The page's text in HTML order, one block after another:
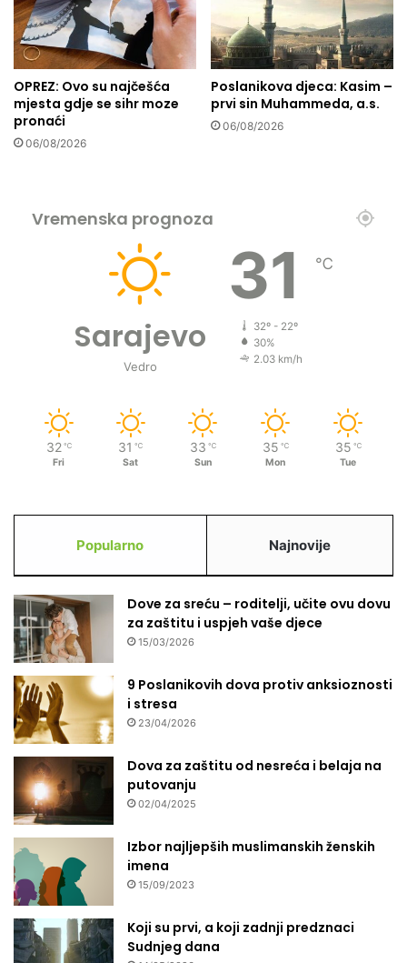
a
m
o
d
o
b
r
o
č
e
n
j
e
n
a
p
OPREZ: Ovo su najčešća
mjesta gdje se sihr moze
pronaći
06/08/2026
Poslanikova djeca: Kasim –
prvi sin Muhammeda, a.s.
06/08/2026
Vremenska prognoza
Sarajevo
Vedro
31 ℃
32º - 22º
30%
2.03 km/h
32 ℃
Fri
31 ℃
Sat
33 ℃
Sun
35 ℃
Mon
35 ℃
Tue
Popularno Najnovije
Dove za sreću – roditelji, učite ovu dovu
za zaštitu i uspjeh vaše djece
15/03/2026
9 Poslanikovih dova protiv anksioznosti
i stresa
23/04/2026
Dova za zaštitu od nesreća i belaja na
putovanju
02/04/2025
Izbor najljepših muslimanskih ženskih
imena
15/09/2023
Koji su prvi, a koji zadnji predznaci
Sudnjeg dana